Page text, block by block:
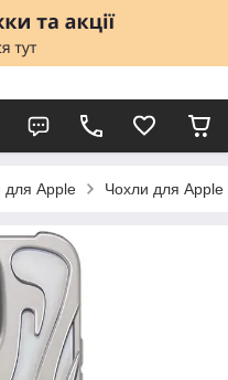
для Apple Чохли для Apple